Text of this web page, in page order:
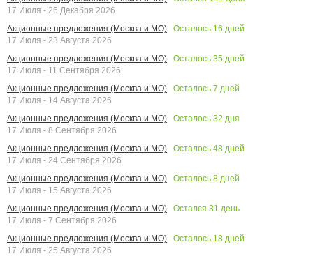
17 Июля - 26 Декабря 2026
Акционные предложения (Москва и МО)
Осталось 16 дней
17 Июля - 23 Августа 2026
Акционные предложения (Москва и МО)
Осталось 35 дней
17 Июля - 11 Сентября 2026
Акционные предложения (Москва и МО)
Осталось 7 дней
17 Июля - 14 Августа 2026
Акционные предложения (Москва и МО)
Осталось 32 дня
17 Июля - 8 Сентября 2026
Акционные предложения (Москва и МО)
Осталось 48 дней
17 Июля - 24 Сентября 2026
Акционные предложения (Москва и МО)
Осталось 8 дней
17 Июля - 15 Августа 2026
Акционные предложения (Москва и МО)
Остался 31 день
17 Июля - 7 Сентября 2026
Акционные предложения (Москва и МО)
Осталось 18 дней
17 Июля - 25 Августа 2026